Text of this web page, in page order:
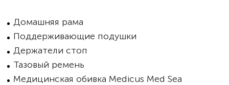
Домашняя рама
Поддерживающие подушки
Держатели стоп
Тазовый ремень
Медицинская обивка Medicus Med Sea